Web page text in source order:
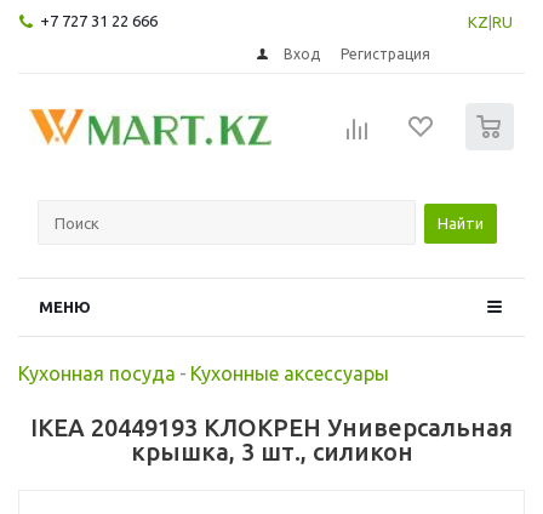
+7 727 31 22 666 KZ RU
Вход Регистрация
Найти
МЕНЮ
Кухонная посуда - Кухонные аксессуары
IKEA 20449193 КЛОКРЕН Универсальная
крышка, 3 шт., силикон